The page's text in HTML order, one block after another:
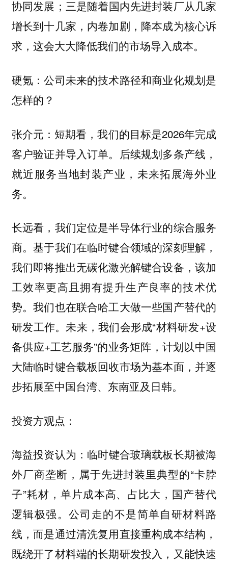
协同发展；三是随着国内先进封装厂从几家
增长到十几家，内卷加剧，降本成为核心诉
求，这会大大降低我们的市场导入成本。
硬氪：公司未来的技术路径和商业化规划是
怎样的？
张介元： 短期看，我们的目标是2026年完成
客户验证并导入订单。后续规划多条产线，
就近服务当地封装产业，未来拓展海外业
务。
长远看，我们定位是半导体行业的综合服务
商。基于我们在临时键合领域的深刻理解，
我们即将推出无碳化激光解键合设备，该加
工效率更高且拥有提升生产良率的技术优
势。我们也在联合哈工大做一些国产替代的
研发工作。未来，我们会形成“材料研发+设
备供应+工艺服务”的业务矩阵，计划以中国
大陆临时键合载板回收市场为基本面，并逐
步拓展至中国台湾、东南亚及日韩。
投资方观点：
海益投资认为： 临时键合玻璃载板长期被海
外厂商垄断，属于先进封装里典型的“卡脖
子”耗材，单片成本高、占比大，国产替代
逻辑极强。公司走的不是简单自研材料路
线，而是通过清洗复用直接重构成本结构，
既绕开了材料端的长期研发投入，又能快速